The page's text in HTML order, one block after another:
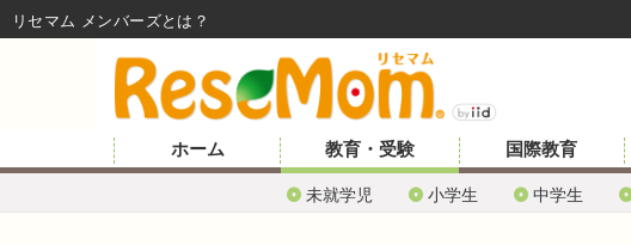
ホーム 教育・受験
未就学児 小学生 中学生
国際教育
リセマム メンバーズ